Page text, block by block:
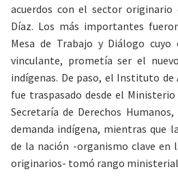
acuerdos con el sector
Díaz. Los más importantes
Mesa de Trabajo y Diálogo cuyo
vinculante, prometía ser el
indígenas. De paso, el Instituto de
fue traspasado desde el
Secretaría de Derechos
demanda indígena, mientras que
de la nación -organismo clave en
originarios- tomó rango